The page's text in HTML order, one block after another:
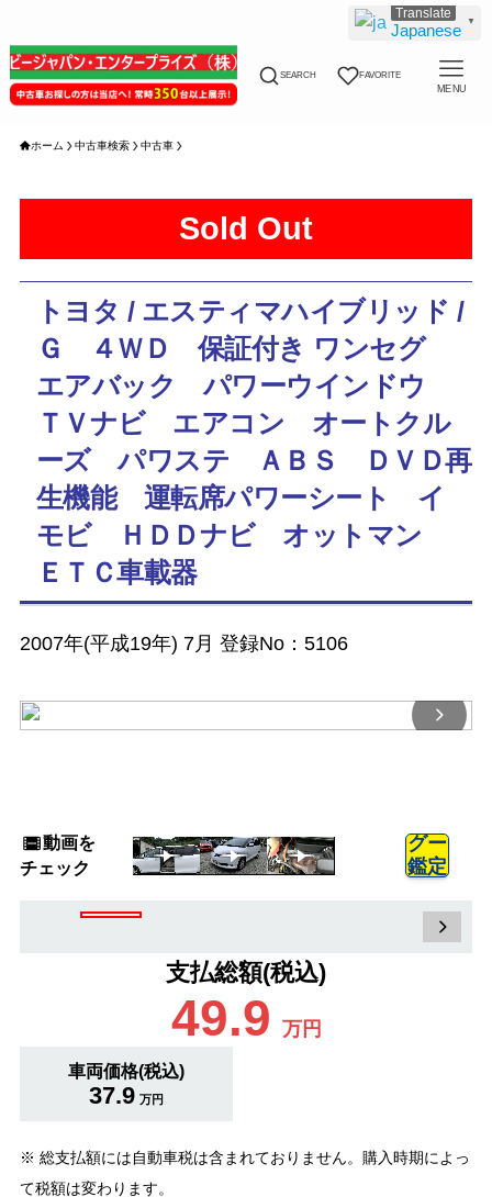
SEARCH FAVORITE
MENU
ホーム 中古車検索 中古車
Sold Out
トヨタ / エスティマハイブリッド /
Ｇ ４ＷＤ 保証付き ワンセグ
エアバック パワーウインドウ
ＴＶナビ エアコン オートクル
ーズ パワステ ＡＢＳ ＤＶＤ再
生機能 運転席パワーシート イ
モビ ＨＤＤナビ オットマン
ＥＴＣ車載器
2007年(平成19年) 7月 登録No：5106
動画を
チェック
グー
鑑定
支払総額(税込)
49.9 万円
車両価格(税込)
37.9 万円
※ 総支払額には自動車税は含まれておりません。購入時期によっ
て税額は変わります。
Japanese ▼